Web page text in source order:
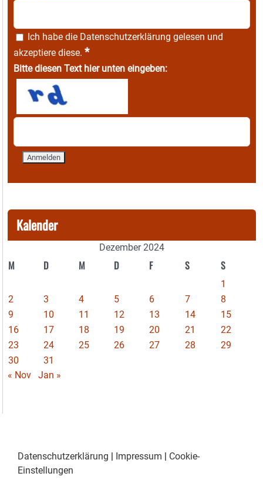
Ich habe die Datenschutzerklärung gelesen und
akzeptiere diese. *
Bitte diesen Text hier unten eingeben:
Kalender
Dezember 2024
M D M D F S S
1
2
3 4 5 6 7
8
9
10 11 12 13 14
15
16
17 18 19 20 21
22
23
24 25 26 27 28
29
30
31
« Nov
Jan »
Datenschutzerklärung | Impressum | Cookie-
Einstellungen